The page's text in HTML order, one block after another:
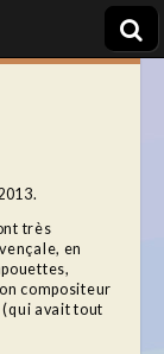
très
en
compositeur
avait tout